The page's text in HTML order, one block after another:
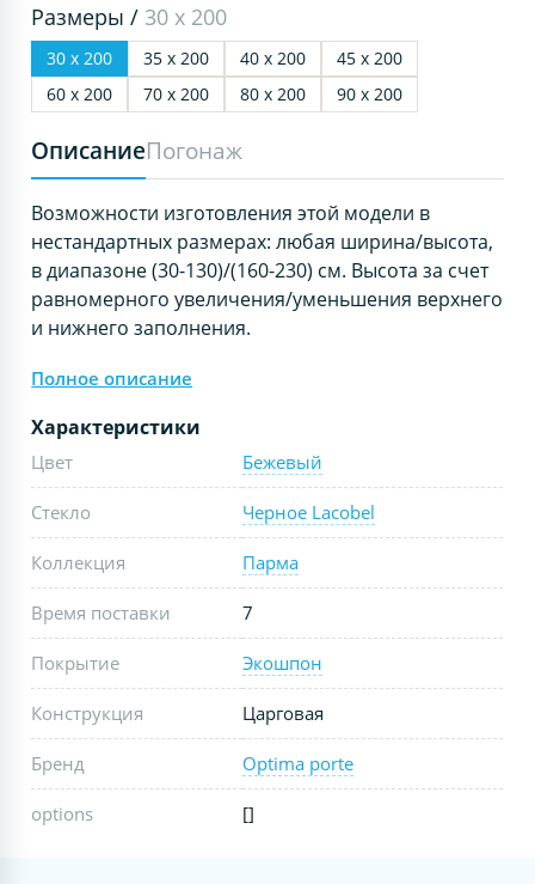
Размеры / 30 х 200
30 х 200 35 х 200 40 х 200
45 х 200
60 х 200
70 х 200 80 х 200 90 х 200
ОписаниеПогонаж
Возможности изготовления этой модели в
нестандартных размерах: любая ширина/высота,
в диапазоне (30-130)/(160-230) см. Высота за счет
равномерного увеличения/уменьшения верхнего
и нижнего заполнения.
Полное описание
Характеристики
Цвет Бежевый
Стекло Черное Lacobel
Коллекция Парма
Время поставки 7
Покрытие Экошпон
Конструкция Царговая
Бренд Optima porte
options []